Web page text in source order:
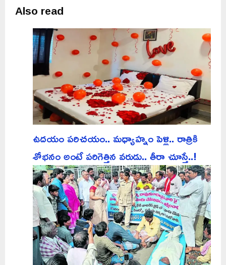
Also read
ఉదయం పరిచయం.. మధ్యాహ్నం పెళ్లి.. రాత్రికి
శోభనం అంటే పరిగెత్తిన వరుడు.. తీరా చూస్తే..!